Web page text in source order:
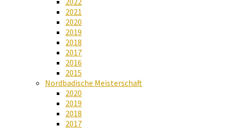
2021
2020
2019
2018
2017
2016
2015
Nordbadische Meisterschaft
2020
2019
2018
2017